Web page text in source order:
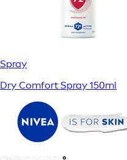
Spray
Dry Comfort Spray 150ml